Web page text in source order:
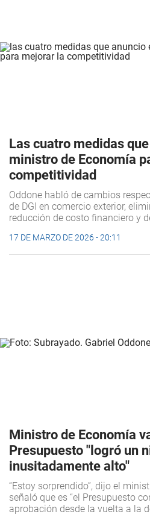
Las cuatro medidas
ministro de Economía
competitividad
Oddone habló de cambios
de DGI en comercio exterior,
reducción de costo financiero y
17 DE MARZO DE 2026 - 20:11
Ministro de Economía
Presupuesto "logró un
inusitadamente alto"
“Estoy sorprendido”, dijo el
señaló que es “el Presupuesto
aprobación desde la vuelta a la